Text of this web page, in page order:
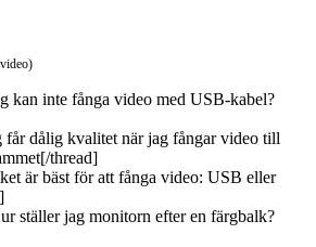
kan inte fånga video med USB-kabel?
får dålig kvalitet när jag fångar video till
thread]
är bäst för att fånga video: USB eller
ställer jag monitorn efter en färgbalk?